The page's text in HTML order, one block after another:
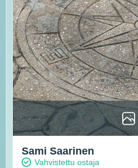
Sami Saarinen
Vahvistettu ostaja